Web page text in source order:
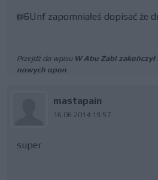
@6Unf zapomniałeś dopisać że
Przejdź do wpisu W Abu Zabi
nowych opon
mastapain
16.06.2014 19:57
super